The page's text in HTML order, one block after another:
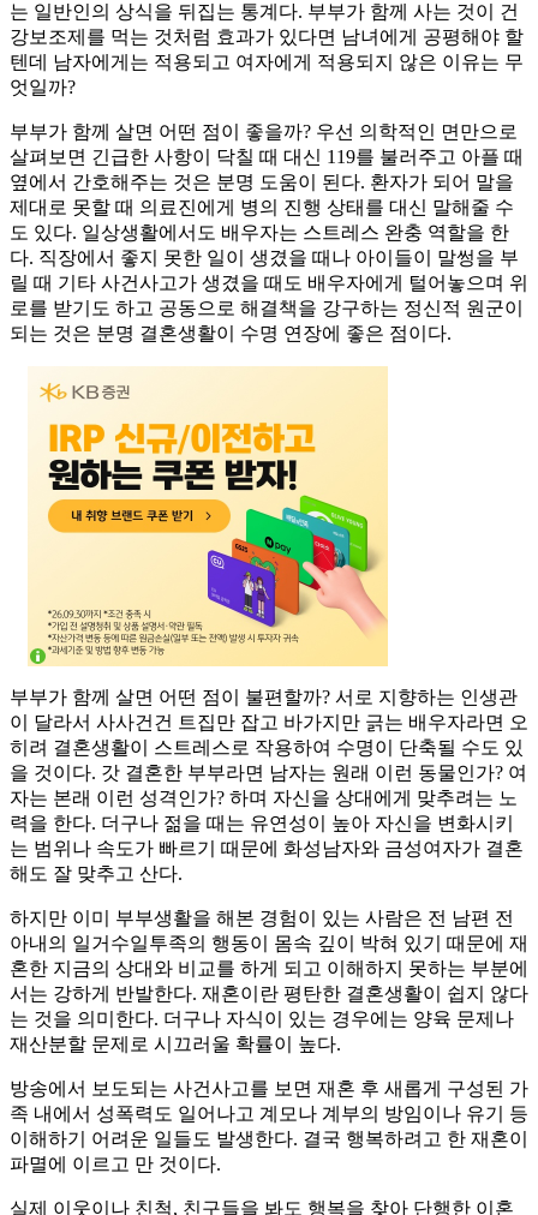
는 일반인의 상식을 뒤집는 통계다. 부부가 함께 사는 것이 건
강보조제를 먹는 것처럼 효과가 있다면 남녀에게 공평해야 할
텐데 남자에게는 적용되고 여자에게 적용되지 않은 이유는 무
엇일까?
부부가 함께 살면 어떤 점이 좋을까? 우선 의학적인 면만으로
살펴보면 긴급한 사항이 닥칠 때 대신 119를 불러주고 아플 때
옆에서 간호해주는 것은 분명 도움이 된다. 환자가 되어 말을
제대로 못할 때 의료진에게 병의 진행 상태를 대신 말해줄 수
도 있다. 일상생활에서도 배우자는 스트레스 완충 역할을 한
다. 직장에서 좋지 못한 일이 생겼을 때나 아이들이 말썽을 부
릴 때 기타 사건사고가 생겼을 때도 배우자에게 털어놓으며 위
로를 받기도 하고 공동으로 해결책을 강구하는 정신적 원군이
되는 것은 분명 결혼생활이 수명 연장에 좋은 점이다.
부부가 함께 살면 어떤 점이 불편할까? 서로 지향하는 인생관
이 달라서 사사건건 트집만 잡고 바가지만 긁는 배우자라면 오
히려 결혼생활이 스트레스로 작용하여 수명이 단축될 수도 있
을 것이다. 갓 결혼한 부부라면 남자는 원래 이런 동물인가? 여
자는 본래 이런 성격인가? 하며 자신을 상대에게 맞추려는 노
력을 한다. 더구나 젊을 때는 유연성이 높아 자신을 변화시키
는 범위나 속도가 빠르기 때문에 화성남자와 금성여자가 결혼
해도 잘 맞추고 산다.
하지만 이미 부부생활을 해본 경험이 있는 사람은 전 남편 전
아내의 일거수일투족의 행동이 몸속 깊이 박혀 있기 때문에 재
혼한 지금의 상대와 비교를 하게 되고 이해하지 못하는 부분에
서는 강하게 반발한다. 재혼이란 평탄한 결혼생활이 쉽지 않다
는 것을 의미한다. 더구나 자식이 있는 경우에는 양육 문제나
재산분할 문제로 시끄러울 확률이 높다.
방송에서 보도되는 사건사고를 보면 재혼 후 새롭게 구성된 가
족 내에서 성폭력도 일어나고 계모나 계부의 방임이나 유기 등
이해하기 어려운 일들도 발생한다. 결국 행복하려고 한 재혼이
파멸에 이르고 만 것이다.
실제 이웃이나 친척, 친구들을 봐도 행복을 찾아 단행한 이혼